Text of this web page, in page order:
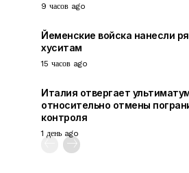
9 часов ago
Йеменские войска нанесли
хуситам
15 часов ago
Италия отвергает
относительно отмены
контроля
1 день ago